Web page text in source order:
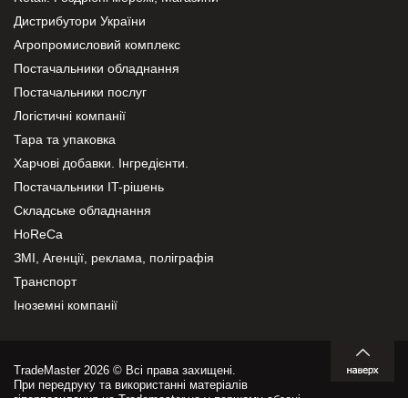
Дистрибутори України
Агропромисловий комплекс
Постачальники обладнання
Постачальники послуг
Логістичні компанії
Тара та упаковка
Харчові добавки. Інгредієнти.
Постачальники IT-рішень
Складське обладнання
HoReCa
ЗМІ, Агенції, реклама, поліграфія
Транспорт
Іноземні компанії
TradeMaster 2026 © Всі права захищені.
При передруку та використанні матеріалів